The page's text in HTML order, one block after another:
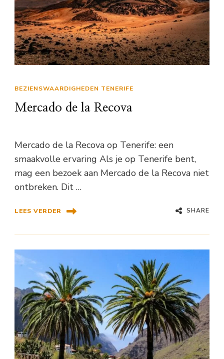
BEZIENSWAARDIGHEDEN TENERIFE
Mercado de la Recova
Mercado de la Recova op Tenerife: een
smaakvolle ervaring Als je op Tenerife bent,
mag een bezoek aan Mercado de la Recova niet
ontbreken. Dit …
LEES VERDER SHARE